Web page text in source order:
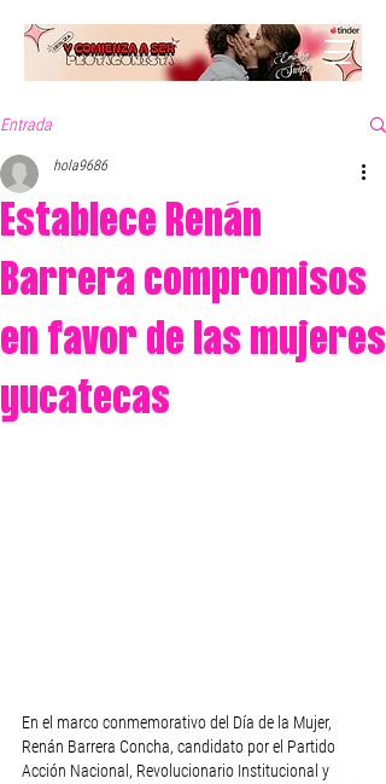
Entrada
Establece Renán
Barrera compromisos
en favor de las mujeres
yucatecas
hola9686
En el marco conmemorativo del Día de la Mujer,
Renán Barrera Concha, candidato por el Partido
Acción Nacional, Revolucionario Institucional y